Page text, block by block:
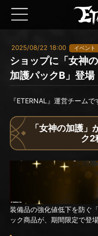
2025/08/22 18:00 イベント
ショップに「女神
加護パックB」登場
『ETERNAL』運営チームで
「女神の加護」
ク2
装備品の強化値低下を防ぐ
ック商品が、期間限定で登場